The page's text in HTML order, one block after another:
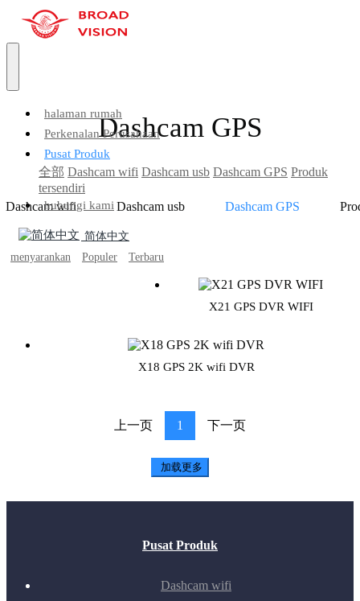
halaman rumah
Perkenalan Perusahaan
Pusat Produk
全部 Dashcam wifi Dashcam usb Dashcam GPS Produk
tersendiri
hubungi kami
简体中文
Dashcam GPS
Dashcam wifi Dashcam usb Dashcam GPS
menyarankan Populer Terbaru
X21 GPS DVR WIFI
X18 GPS 2K wifi DVR
上一页 1 下一页
加载更多
Pusat Produk
Dashcam wifi